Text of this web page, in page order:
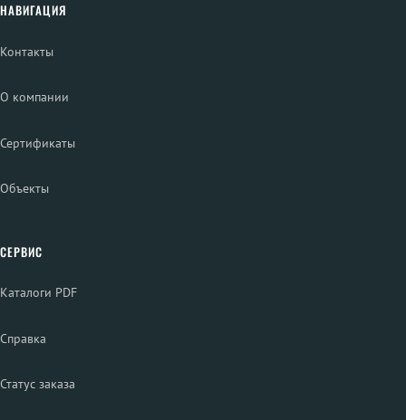
НАВИГАЦИЯ
Контакты
О компании
Сертификаты
Объекты
СЕРВИС
Каталоги PDF
Справка
Статус заказа